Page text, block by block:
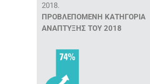
2018.
ΠΡΟΒΛΕΠΟΜΕΝΗ ΚΑΤΗΓΟΡΙΑ
ΑΝΑΠΤΥΞΗΣ ΤΟΥ 2018